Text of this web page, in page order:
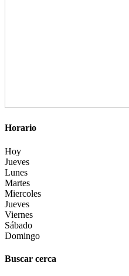
Horario
Hoy
Jueves
Lunes
Martes
Miercoles
Jueves
Viernes
Sábado
Domingo
Buscar cerca